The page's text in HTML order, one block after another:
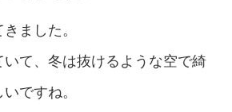
ました。
いて、冬は抜けるような空で綺
ですね。